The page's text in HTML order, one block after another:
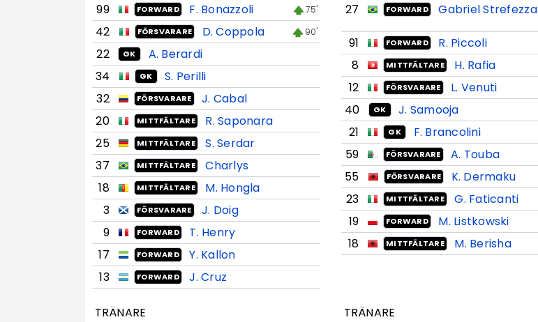
99 FORWARD F. Bonazzoli 75'
42 FÖRSVARARE D. Coppola 90'
22 GK
A. Berardi
34
GK
S. Perilli
32
FÖRSVARARE
J. Cabal
20
MITTFÄLTARE
R. Saponara
25
MITTFÄLTARE
S. Serdar
37
MITTFÄLTARE
Charlys
18
MITTFÄLTARE
M. Hongla
3
FÖRSVARARE
J. Doig
9
FORWARD
T. Henry
17
FORWARD
Y. Kallon
13
FORWARD J. Cruz
TRÄNARE
27 FORWARD Gabriel Strefezza
91 FORWARD R. Piccoli
8 MITTFÄLTARE H. Rafia
12 FÖRSVARARE L. Venuti
40 GK
J. Samooja
21
GK
F. Brancolini
59
FÖRSVARARE
A. Touba
55
FÖRSVARARE
K. Dermaku
23
MITTFÄLTARE
G. Faticanti
19
FORWARD
M. Listkowski
18
MITTFÄLTARE M. Berisha
TRÄNARE